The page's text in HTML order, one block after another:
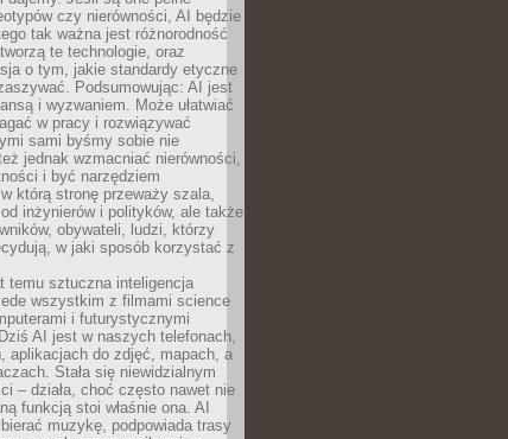
czy nierówności, AI będzie
tak ważna jest różnorodność
te technologie, oraz
o tym, jakie standardy etyczne
Podsumowując: AI jest
i wyzwaniem. Może ułatwiać
w pracy i rozwiązywać
sami byśmy sobie nie
jednak wzmacniać nierówności,
i być narzędziem
którą stronę przeważy szala,
inżynierów i polityków, ale także
obywateli, ludzi, którzy
w jaki sposób korzystać z
temu sztuczna inteligencja
wszystkim z filmami science
i futurystycznymi
AI jest w naszych telefonach,
aplikacjach do zdjęć, mapach, a
Stała się niewidzialnym
– działa, choć często nawet nie
funkcją stoi właśnie ona. AI
muzykę, podpowiada trasy